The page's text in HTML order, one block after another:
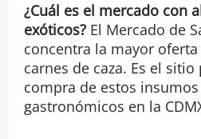
¿Cuál es el mercado con
exóticos?El Mercado de
concentra la mayor
carnes de caza. Es el
compra de estos
gastronómicos en la